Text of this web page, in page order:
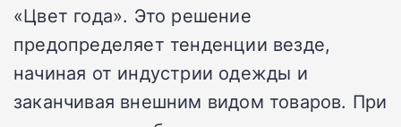
«Цвет года». Это решение
предопределяет тенденции везде,
начиная от индустрии одежды и
заканчивая внешним видом товаров. При